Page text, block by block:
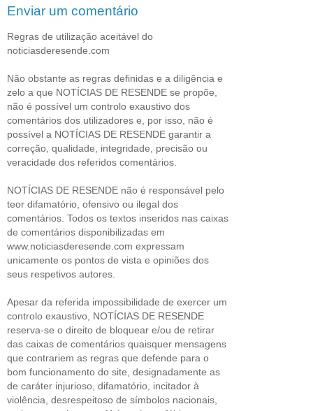
Enviar um comentário
Regras de utilização aceitável do
noticiasderesende.com
Não obstante as regras definidas e a diligência e
zelo a que NOTÍCIAS DE RESENDE se propõe,
não é possível um controlo exaustivo dos
comentários dos utilizadores e, por isso, não é
possível a NOTÍCIAS DE RESENDE garantir a
correção, qualidade, integridade, precisão ou
veracidade dos referidos comentários.
NOTÍCIAS DE RESENDE não é responsável pelo
teor difamatório, ofensivo ou ilegal dos
comentários. Todos os textos inseridos nas caixas
de comentários disponibilizadas em
www.noticiasderesende.com expressam
unicamente os pontos de vista e opiniões dos
seus respetivos autores.
Apesar da referida impossibilidade de exercer um
controlo exaustivo, NOTÍCIAS DE RESENDE
reserva-se o direito de bloquear e/ou de retirar
das caixas de comentários quaisquer mensagens
que contrariem as regras que defende para o
bom funcionamento do site, designadamente as
de caráter injurioso, difamatório, incitador à
violência, desrespeitoso de símbolos nacionais,